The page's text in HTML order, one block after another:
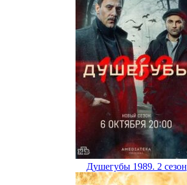
Душегубы 1989. 2 сезон